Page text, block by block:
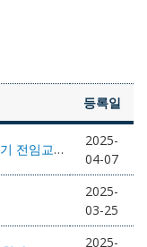
등록일
[포항공과대학교 수학과] 2026-1학기 전임교원 초빙 공고
2025-
04-07
2025-
03-25
2025-